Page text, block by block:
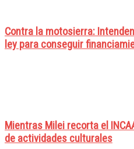
Contra la motosierra:
ley para conseguir
Mientras Milei recorta el
de actividades culturales